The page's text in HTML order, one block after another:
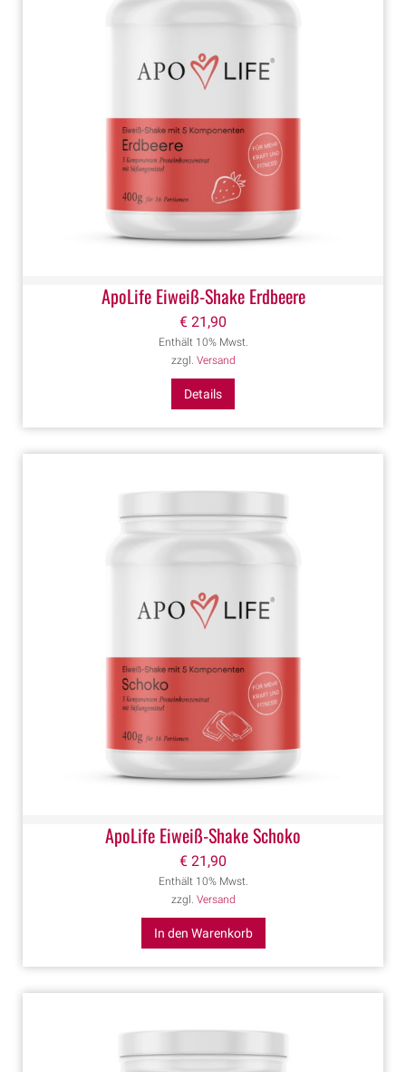
ApoLife Eiweiß-Shake Erdbeere
€ 21,90
Enthält 10% Mwst.
zzgl. Versand
Details
ApoLife Eiweiß-Shake Schoko
€ 21,90
Enthält 10% Mwst.
zzgl. Versand
In den Warenkorb